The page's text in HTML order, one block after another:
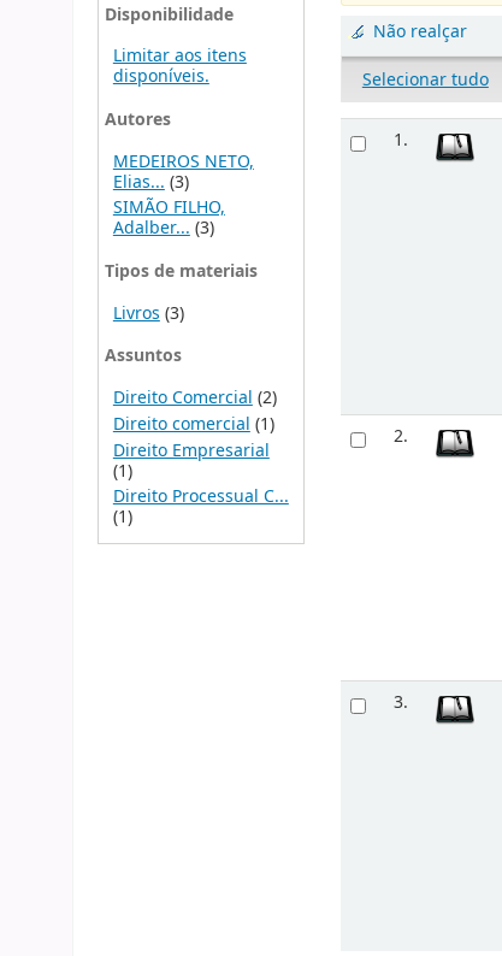
Disponibilidade
Limitar aos itens
disponíveis.
Autores
MEDEIROS NETO,
Elias... (3)
SIMÃO FILHO,
Adalber...(3)
Tipos de materiais
Livros (3)
Assuntos
Direito Comercial (2)
Direito comercial (1)
Direito Empresarial
(1)
Direito Processual C...
(1)
Não realçar
Selecionar tudo
1.
2.
3.